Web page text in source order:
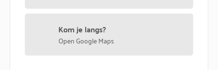
Kom je langs?
Open Google Maps